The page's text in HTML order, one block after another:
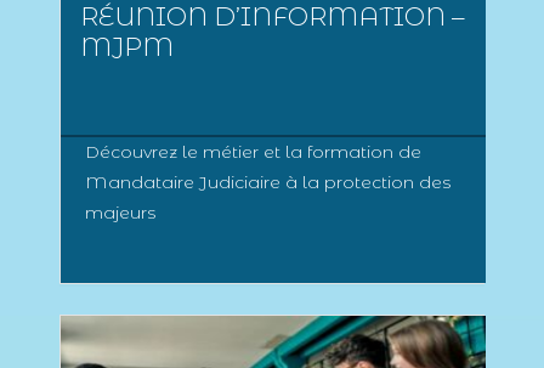
RÉUNION D’INFORMATION –
MJPM
Découvrez le métier et la formation de
Mandataire Judiciaire à la protection des
majeurs